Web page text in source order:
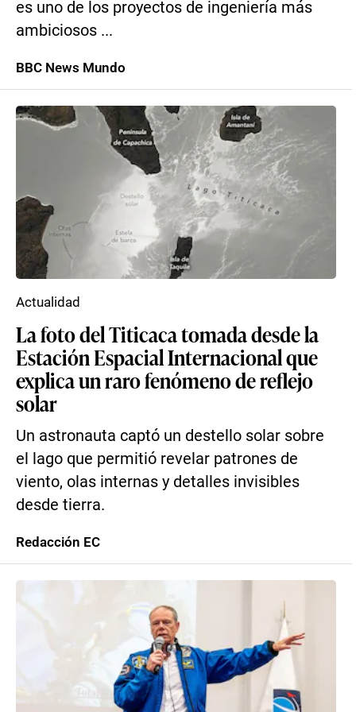
es uno de los proyectos de ingeniería más
ambiciosos ...
BBC News Mundo
La foto del Titicaca tomada desde la
Estación Espacial Internacional que
explica un raro fenómeno de reflejo
solar
Un astronauta captó un destello solar sobre
el lago que permitió revelar patrones de
viento, olas internas y detalles invisibles
desde tierra.
Actualidad
Redacción EC